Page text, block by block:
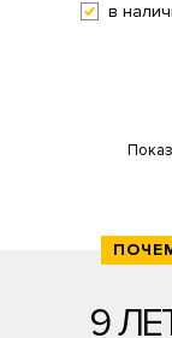
в
9